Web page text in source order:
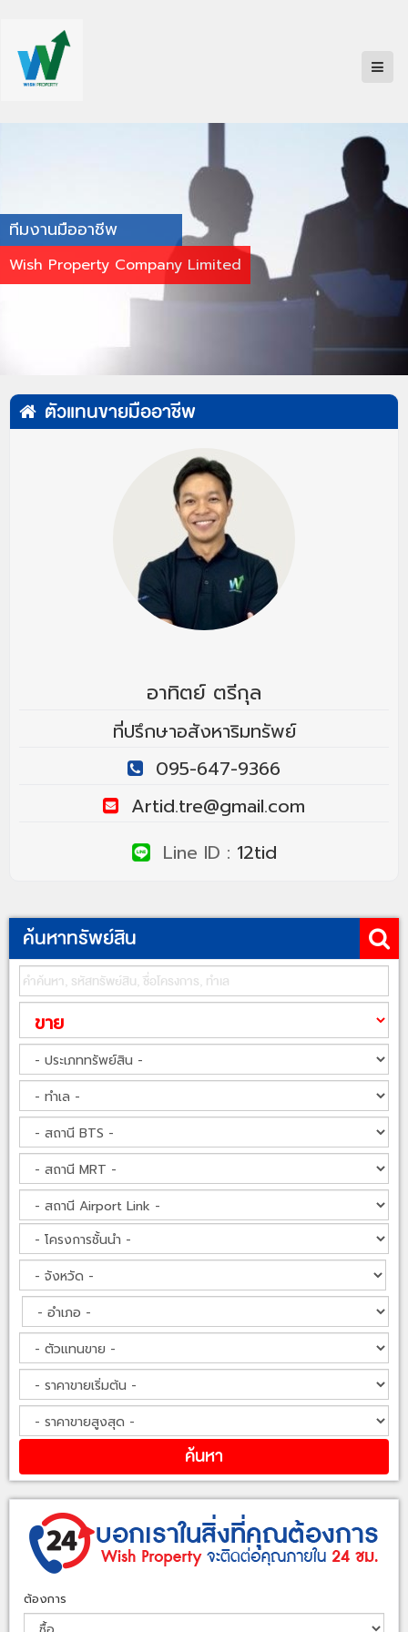
ทีมงานมืออาชีพ
Wish Property Company Limited
ตัวแทนขายมืออาชีพ
อาทิตย์ ตรีกุล
ที่ปรึกษาอสังหาริมทรัพย์
095-647-9366
Artid.tre@gmail.com
Line ID : 12tid
ค้นหาทรัพย์สิน
ต้องการ